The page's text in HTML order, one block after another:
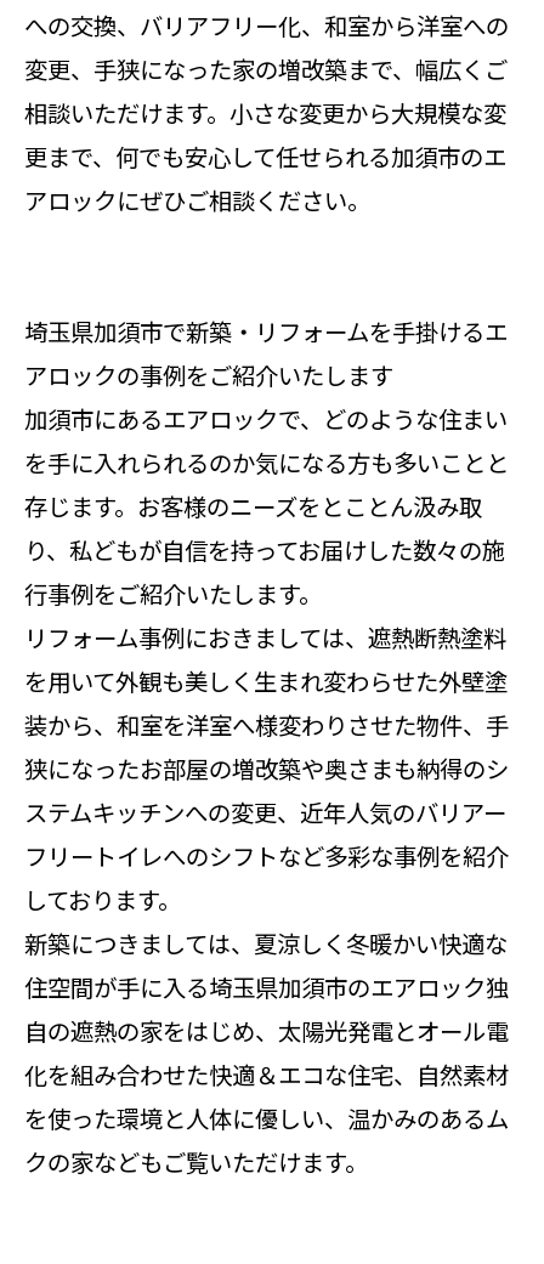
への交換、バリアフリー化、和室から洋室への
変更、手狭になった家の増改築まで、幅広くご
相談いただけます。小さな変更から大規模な変
更まで、何でも安心して任せられる加須市のエ
アロックにぜひご相談ください。
埼玉県加須市で新築・リフォームを手掛けるエ
アロックの事例をご紹介いたします
加須市にあるエアロックで、どのような住まい
を手に入れられるのか気になる方も多いことと
存じます。お客様のニーズをとことん汲み取
り、私どもが自信を持ってお届けした数々の施
行事例をご紹介いたします。
リフォーム事例におきましては、遮熱断熱塗料
を用いて外観も美しく生まれ変わらせた外壁塗
装から、和室を洋室へ様変わりさせた物件、手
狭になったお部屋の増改築や奥さまも納得のシ
ステムキッチンへの変更、近年人気のバリアー
フリートイレへのシフトなど多彩な事例を紹介
しております。
新築につきましては、夏涼しく冬暖かい快適な
住空間が手に入る埼玉県加須市のエアロック独
自の遮熱の家をはじめ、太陽光発電とオール電
化を組み合わせた快適＆エコな住宅、自然素材
を使った環境と人体に優しい、温かみのあるム
クの家などもご覧いただけます。